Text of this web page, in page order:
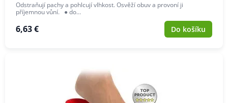
Odstraňují pachy a pohlcují vlhkost. Osvěží obuv a provoní ji
příjemnou vůní. ● do…
6,63 € Do košíku